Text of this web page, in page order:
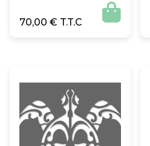
70,00 € 